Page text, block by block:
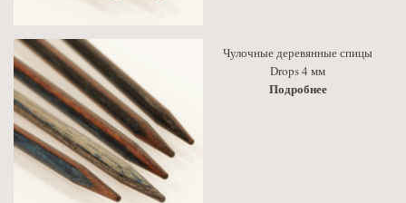
Чулочные деревянные спицы
Drops 4 мм
Подробнее